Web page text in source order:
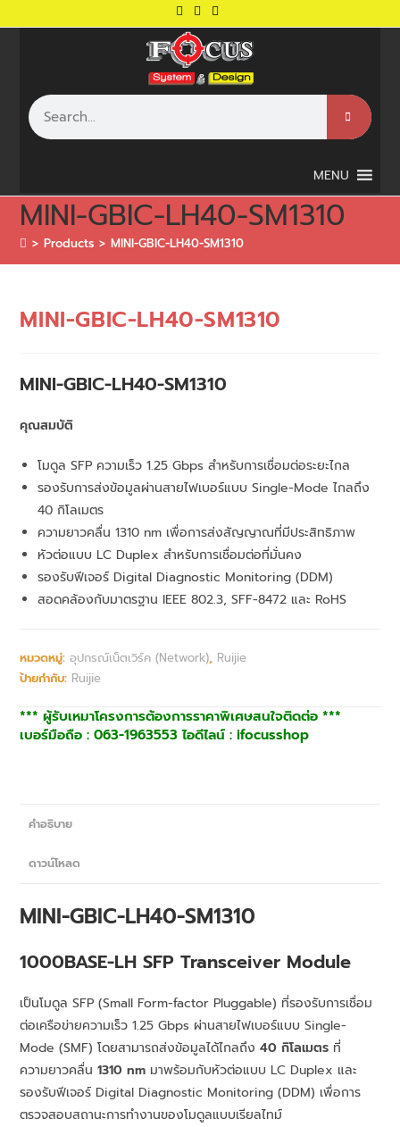
MENU
MINI-GBIC-LH40-SM1310
> Products > MINI-GBIC-LH40-SM1310
MINI-GBIC-LH40-SM1310
MINI-GBIC-LH40-SM1310
คุณสมบัติ
โมดูล SFP ความเร็ว 1.25 Gbps สำหรับการเชื่อมต่อระยะไกล
รองรับการส่งข้อมูลผ่านสายไฟเบอร์แบบ Single-Mode ไกลถึง
40 กิโลเมตร
ความยาวคลื่น 1310 nm เพื่อการส่งสัญญาณที่มีประสิทธิภาพ
หัวต่อแบบ LC Duplex สำหรับการเชื่อมต่อที่มั่นคง
รองรับฟีเจอร์ Digital Diagnostic Monitoring (DDM)
สอดคล้องกับมาตรฐาน IEEE 802.3, SFF-8472 และ RoHS
หมวดหมู่:อุปกรณ์เน็ตเวิร์ค (Network), Ruijie
ป้ายกำกับ: Ruijie
*** ผู้รับเหมาโครงการต้องการราคาพิเศษสนใจติดต่อ ***
เบอร์มือถือ : 063-1963553 ไอดีไลน์ : ifocusshop
คำอธิบาย
ดาวน์โหลด
MINI-GBIC-LH40-SM1310
1000BASE-LH SFP Transceiver Module
เป็นโมดูล SFP (Small Form-factor Pluggable) ที่รองรับการเชื่อม
ต่อเครือข่ายความเร็ว 1.25 Gbps ผ่านสายไฟเบอร์แบบ Single-
Mode (SMF) โดยสามารถส่งข้อมูลได้ไกลถึง40 กิโลเมตร ที่
ความยาวคลื่น1310 nm มาพร้อมกับหัวต่อแบบ LC Duplex และ
รองรับฟีเจอร์ Digital Diagnostic Monitoring (DDM) เพื่อการ
ตรวจสอบสถานะการทำงานของโมดูลแบบเรียลไทม์